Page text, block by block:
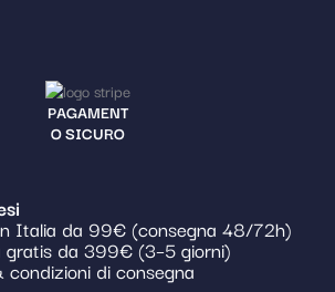
PAGAMENT
O SICURO
da 99€ (consegna 48/72h)
da 399€ (3–5 giorni)
condizioni di consegna